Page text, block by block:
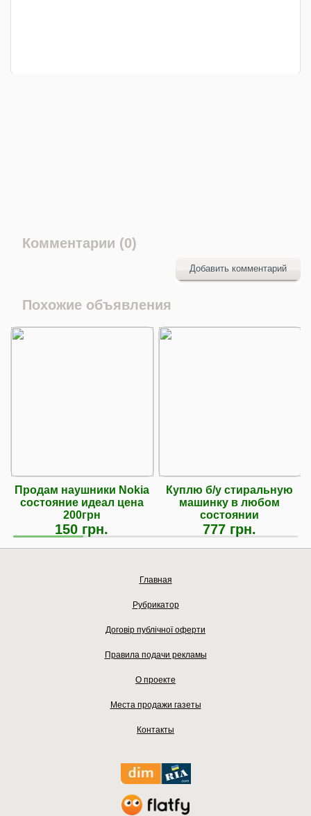
Комментарии (0)
Добавить комментарий
Похожие объявления
Продам наушники Nokia
состояние идеал цена
200грн
150 грн.
Куплю б/у стиральную
машинку в любом
состоянии
777 грн.
Главная
Рубрикатор
Договір публічної оферти
Правила подачи рекламы
О проекте
Места продажи газеты
Контакты